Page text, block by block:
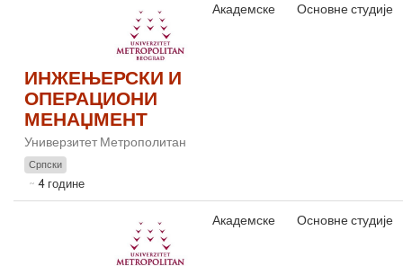
ИНЖЕЊЕРСКИ И
ОПЕРАЦИОНИ
МЕНАЏМЕНТ
Универзитет Метрополитан
Српски
4 године
Академске Основне студије
Академске Основне студије